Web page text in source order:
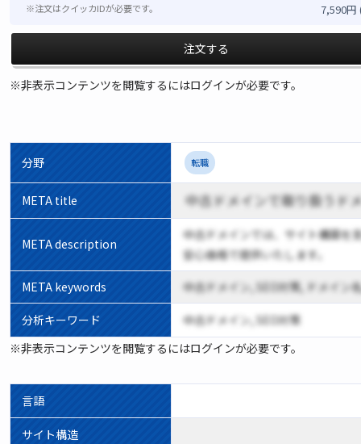
※注文はクイッカIDが必要です。 7,590円
注文する
※非表示コンテンツを閲覧するにはログインが必要です。
分野 転職
META title 中古ドメインで取り扱うド
META description
中古ドメインでは、サイト構築を
安心価格で提供いたします。
META keywords
中古ドメイン, SEO対策, ドメイン
分析キーワード
中古ドメイン, SEO対策
※非表示コンテンツを閲覧するにはログインが必要です。
言語
サイト構造